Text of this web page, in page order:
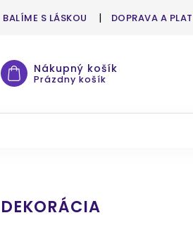
BALÍME S LÁSKOU DOPRAVA A
Nákupný košík
Prázdny košík